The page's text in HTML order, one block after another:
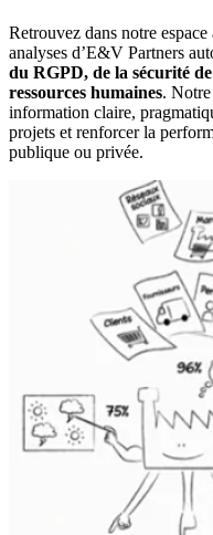
Retrouvez dans notre
analyses d’E&V Partners
du RGPD, de la sécurité
ressources humaines.
information claire,
projets et renforcer la
publique ou privée.